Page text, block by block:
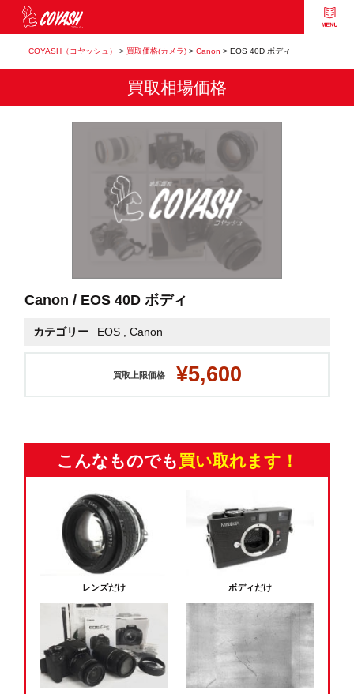
COYASH（コヤッシュ） > 買取価格(カメラ)> Canon > EOS 40D ボディ
買取相場価格
Canon / EOS 40D ボディ
カテゴリー EOS Canon
買取上限価格 ¥5,600
こんなものでも 買い取れます！
レンズだけ ボディだけ